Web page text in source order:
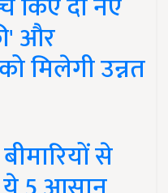
और
मिलेगी उन्नत
से